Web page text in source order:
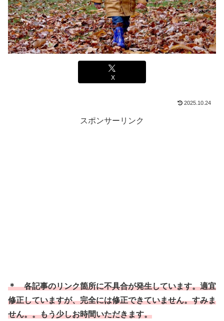
X
2025.10.24
スポンサーリンク
＊ 各記事のリンク箇所に不具合が発生しています。適宜
修正していますが、完全には修正できていません。すみま
せん。。もう少しお時間いただきます。